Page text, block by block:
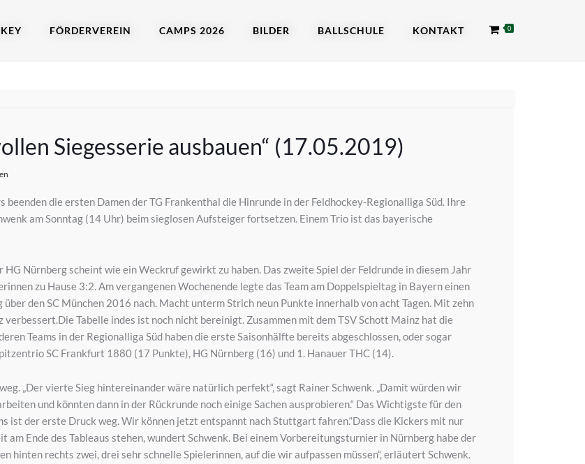
0
FÖRDERVEREIN CAMPS 2026 BILDER BALLSCHULE KONTAKT
Siegesserie ausbauen“ (17.05.2019)
die ersten Damen der TG Frankenthal die Hinrunde in der Feldhockey-Regionalliga Süd. Ihre
am Sonntag (14 Uhr) beim sieglosen Aufsteiger fortsetzen. Einem Trio ist das bayerische
Nürnberg scheint wie ein Weckruf gewirkt zu haben. Das zweite Spiel der Feldrunde in diesem Jahr
zu Hause 3:2. Am vergangenen Wochenende legte das Team am Doppelspieltag in Bayern einen
über den SC München 2016 nach. Macht unterm Strich neun Punkte innerhalb von acht Tagen. Mit zehn
Tabelle indes ist noch nicht bereinigt. Zusammen mit dem TSV Schott Mainz hat die
Teams in der Regionalliga Süd haben die erste Saisonhälfte bereits abgeschlossen, oder sogar
SC Frankfurt 1880 (17 Punkte), HG Nürnberg (16) und 1. Hanauer THC (14).
„Der vierte Sieg hintereinander wäre natürlich perfekt“, sagt Rainer Schwenk. „Damit würden wir
und könnten dann in der Rückrunde noch einige Sachen ausprobieren.“ Das Wichtigste für den
ist der erste Druck weg. Wir können jetzt entspannt nach Stuttgart fahren.“Dass die Kickers mit nur
am Ende des Tableaus stehen, wundert Schwenk. Bei einem Vorbereitungsturnier in Nürnberg habe der
hinten rechts zwei, drei sehr schnelle Spielerinnen, auf die wir aufpassen müssen“, erläutert Schwenk.